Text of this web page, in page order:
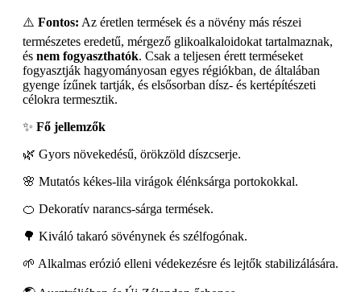
⚠️ Fontos: Az éretlen termések és a növény más részei
természetes eredetű, mérgező glikoalkaloidokat tartalmaznak,
és nem fogyaszthatók. Csak a teljesen érett terméseket
fogyasztják hagyományosan egyes régiókban, de általában
gyenge ízűnek tartják, és elsősorban dísz- és kertépítészeti
célokra termesztik.
✨ Fő jellemzők
🌿 Gyors növekedésű, örökzöld díszcserje.
🌸 Mutatós kékes-lila virágok élénksárga portokokkal.
🍊 Dekoratív narancs-sárga termések.
🌳 Kiváló takaró sövénynek és szélfogónak.
🌱 Alkalmas erózió elleni védekezésre és lejtők stabilizálására.